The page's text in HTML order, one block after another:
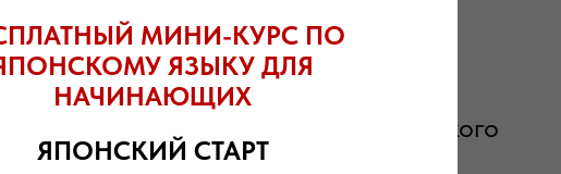
сардины лучше хвоста морского
鰯 [иваси] – сардина
頭 [атама] – голова
МИНИ-КУРС ПО
ЯЗЫКУ ДЛЯ
НАЧИНАЮЩИХ
ЯПОНСКИЙ СТАРТ